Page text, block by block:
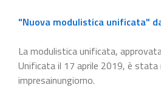
"Nuova modulistica unificata"
La modulistica unificata,
Unificata il 17 aprile 2019, è stata
impresainungiorno.